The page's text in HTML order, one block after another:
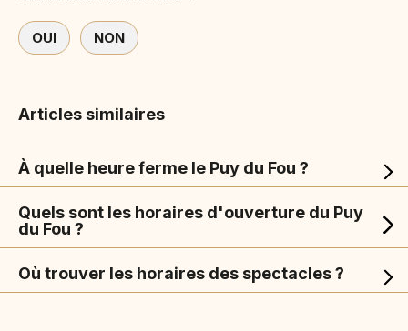
OUI NON
Articles similaires
À quelle heure ferme le Puy du Fou ?
Quels sont les horaires d'ouverture du Puy
du Fou ?
Où trouver les horaires des spectacles ?